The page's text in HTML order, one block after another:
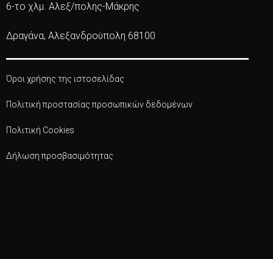
6-το χλμ. Αλεξ/πολης-Μάκρης
Δραγάνα, Αλεξανδρούπολη 68100
Όροι χρήσης της ιστοσελίδας
Πολιτική προστασίας προσωπικών δεδομένων
Πολιτική Cookies
Δήλωση προσβασιμότητας